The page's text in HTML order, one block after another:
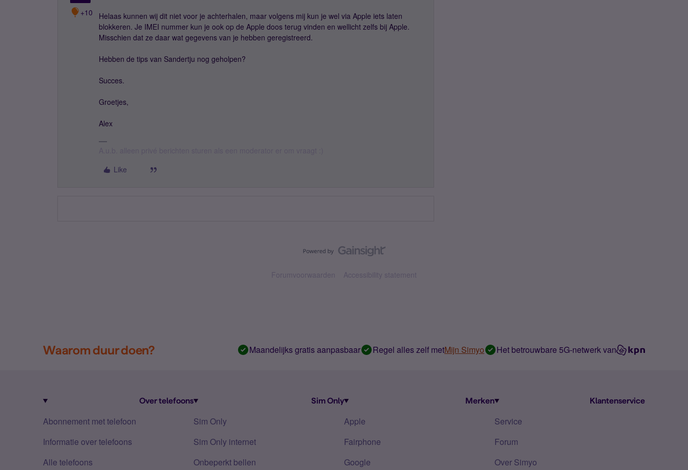
+10
Helaas kunnen wij dit niet voor je achterhalen, maar volgens mij kun je wel via Apple iets laten
blokkeren. Je IMEI nummer kun je ook op de Apple doos terug vinden en wellicht zelfs bij Apple.
Misschien dat ze daar wat gegevens van je hebben geregistreerd.
Hebben de tips van Sandertju nog geholpen?
Succes.
Groetjes,
Alex
Like
Forumvoorwaarden Accessibility statement
Waarom duur doen? Maandelijks gratis aanpasbaar Regel alles zelf metMijn Simyo Het betrouwbare 5G-netwerk van
Over telefoons
Abonnement met telefoon
Informatie over telefoons
Alle telefoons
Sim Only
Sim Only
Sim Only internet
Onbeperkt bellen
Merken
Apple
Fairphone
Google
Klantenservice
Service
Forum
Over Simyo